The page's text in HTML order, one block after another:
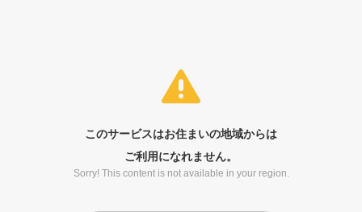
このサービスはお住まいの地域からは
ご利用になれません。
Sorry! This content is not available in your region.